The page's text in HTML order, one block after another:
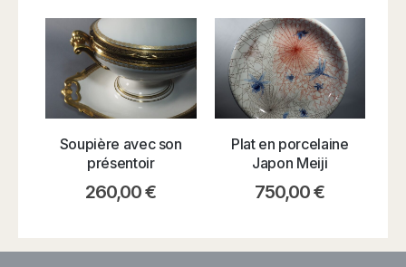
Soupière avec son
présentoir
260,00€
Plat en porcelaine
Japon Meiji
750,00€